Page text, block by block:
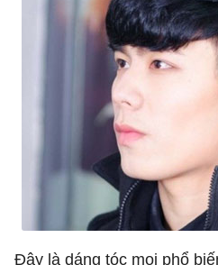
Đây là dáng tóc moi phổ